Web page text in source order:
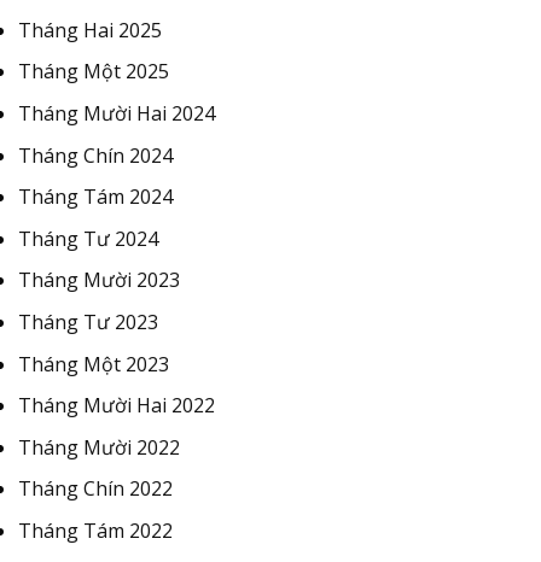
Tháng Hai 2025
Tháng Một 2025
Tháng Mười Hai 2024
Tháng Chín 2024
Tháng Tám 2024
Tháng Tư 2024
Tháng Mười 2023
Tháng Tư 2023
Tháng Một 2023
Tháng Mười Hai 2022
Tháng Mười 2022
Tháng Chín 2022
Tháng Tám 2022